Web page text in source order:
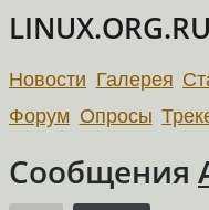
LINUX.ORG.RU
Новости Галерея
Форум Опросы
Сообщения